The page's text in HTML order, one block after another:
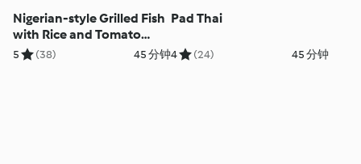
Nigerian-style Grilled Fish
with Rice and Tomato
Salad
5 (38) 45 分钟
Pad Thai
4 (24) 45 分钟